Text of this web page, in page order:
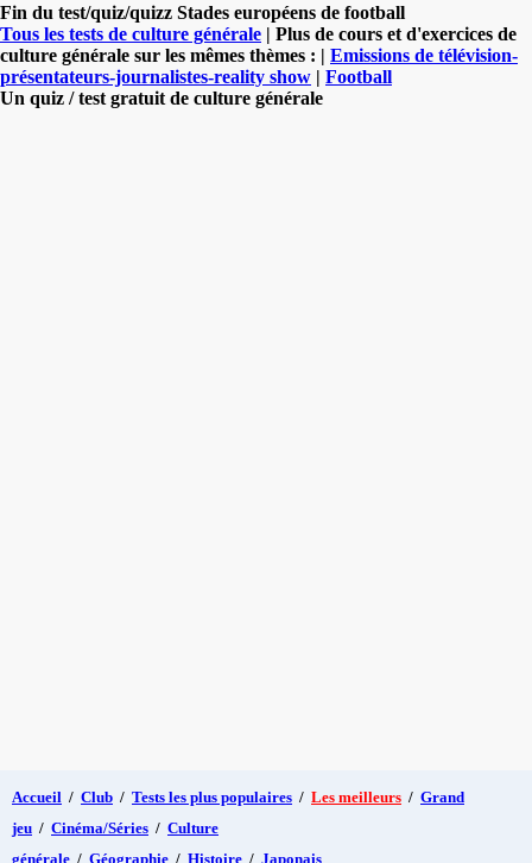
Fin du test/quiz/quizz Stades européens de football
Tous les tests de culture générale | Plus de cours et d'exercices de
culture générale sur les mêmes thèmes : | Emissions de télévision-
présentateurs-journalistes-reality show | Football
Un quiz / test gratuit de culture générale
Accueil / Club / Tests les plus populaires / Les meilleurs / Grand
jeu / Cinéma/Séries / Culture
générale / Géographie / Histoire / Japonais